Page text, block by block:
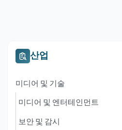
산업
미디어 및 기술
미디어 및 엔터테인먼트
보안 및 감시